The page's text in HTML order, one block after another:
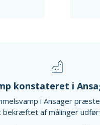
konstateret i
i Ansager
bekræftet af målinger